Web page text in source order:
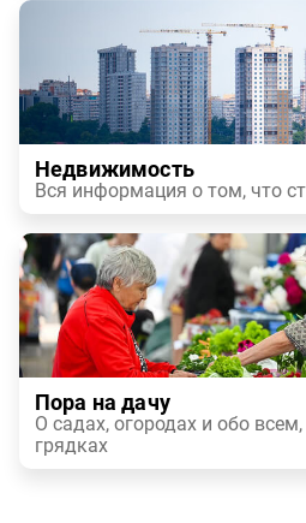
Недвижимость
Вся информация о том, что
Пора на дачу
О садах, огородах и обо всем,
грядках